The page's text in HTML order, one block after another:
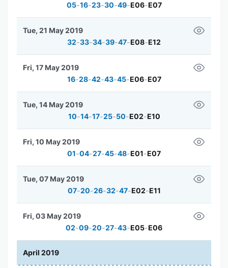
05-16-23-30-49-E06-E07
32-33-34-39-47-E08-E12
Tue, 21 May 2019
16-28-42-43-45-E06-E07
Fri, 17 May 2019
10-14-17-25-50-E02-E10
Tue, 14 May 2019
01-04-27-45-48-E01-E07
Fri, 10 May 2019
07-20-26-32-47-E02-E11
Tue, 07 May 2019
02-09-20-27-43-E05-E06
Fri, 03 May 2019
April 2019